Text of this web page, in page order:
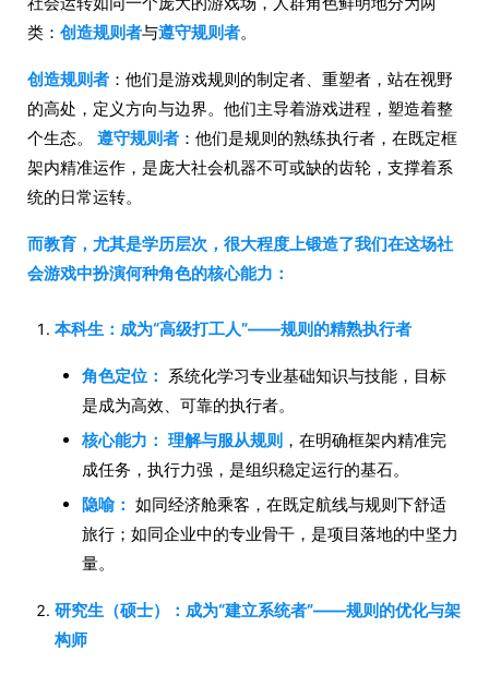
类： 创造规则者与遵守规则者。
创造规则者 ：他们是游戏规则的制定者、重塑者，站在视野
的高处，定义方向与边界。他们主导着游戏进程，塑造着整
个生态。 遵守规则者 ：他们是规则的熟练执行者，在既定框
架内精准运作，是庞大社会机器不可或缺的齿轮，支撑着系
统的日常运转。
而教育，尤其是学历层次，很大程度上锻造了我们在这场社
会游戏中扮演何种角色的核心能力：
本科生：成为“高级打工人”——规则的精熟执行者
角色定位： 系统化学习专业基础知识与技能，目标
是成为高效、可靠的执行者。
核心能力： 理解与服从规则 ，在明确框架内精准完
成任务，执行力强，是组织稳定运行的基石。
隐喻： 如同经济舱乘客，在既定航线与规则下舒适
旅行；如同企业中的专业骨干，是项目落地的中坚力
量。
研究生（硕士）：成为“建立系统者”——规则的优化与架
构师